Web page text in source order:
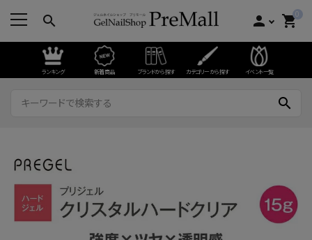
search person 0
shopping_cart
ランキング 新着商品 ブランドから探す カテゴリーから探す イベント一覧
search